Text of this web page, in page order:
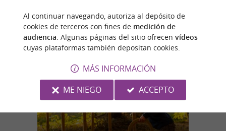
Mostrar mapa
n
u
e
s
t
r
o
f
a
v
o
r
i
t
o
Al continuar navegando, autoriza al depósito de
cookies de terceros con fines de medición de
audiencia . Algunas páginas del sitio ofrecen vídeos
cuyas plataformas también depositan cookies.
MÁS INFORMACIÓN
ME NIEGO
ACCEPTO